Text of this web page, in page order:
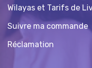
Wilayas et Tarifs de
Suivre ma commande
Réclamation